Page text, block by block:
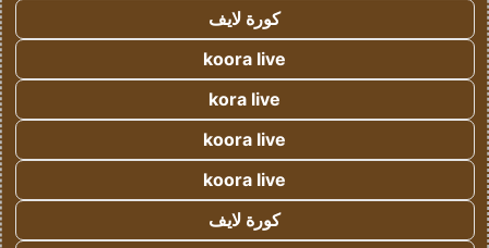
كورة لايف
koora live
kora live
koora live
koora live
كورة لايف